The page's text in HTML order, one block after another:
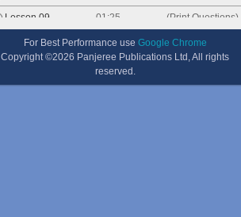
Lesson 09 01:25 (Print Questions)
For Best Performance use Google Chrome
Copyright ©2026 Panjeree Publications Ltd, All rights
reserved.